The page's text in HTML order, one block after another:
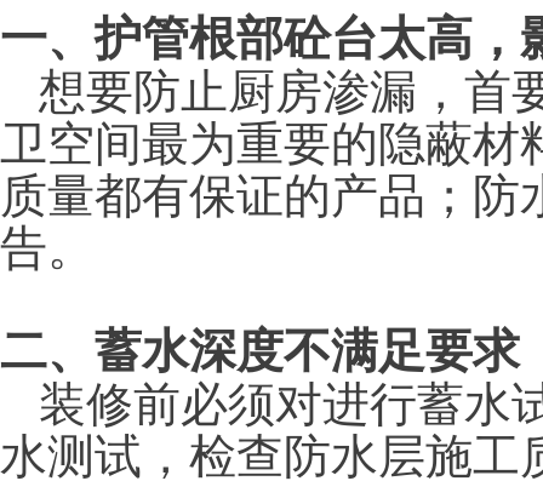
一、护管根部砼台太高，
想要防止厨房渗漏，首
卫空间最为重要的隐蔽
质量都有保证的产品；
告。
二、蓄水深度不满足要求
装修前必须对进行蓄水
水测试，检查防水层施